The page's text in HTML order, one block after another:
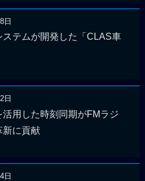
日
ステムが開発した「CLAS車
日
活用した時刻同期がFMラジ
新に貢献
日